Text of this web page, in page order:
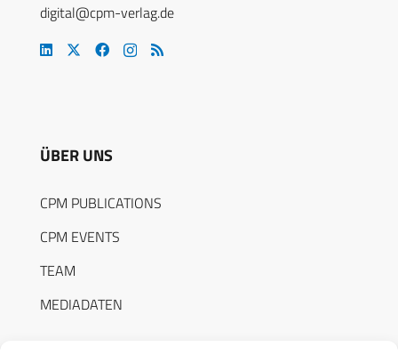
digital@cpm-verlag.de
ÜBER UNS
CPM PUBLICATIONS
CPM EVENTS
TEAM
MEDIADATEN